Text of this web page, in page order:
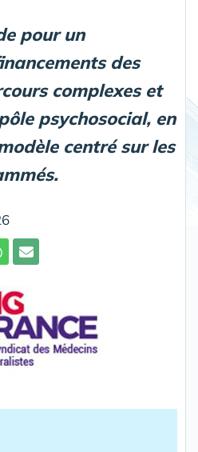
pour un
des
complexes et
psychosocial, en
centré sur les